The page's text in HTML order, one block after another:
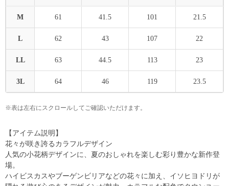
M 61 41.5 101 21.5
L 62 43 107 22
LL 63 44.5 113 23
3L 64 46 119 23.5
※表は左右にスクロールしてご確認いただけます。
【アイテム説明】
花々が咲き誇るカラフルデザイン
人気の小花柄デザインに、夏のおしゃれを楽しむ彩り豊かな新作登
場。
ハイビスカスやブーゲンビリアなどの花々に加え、イソヒヨドリが